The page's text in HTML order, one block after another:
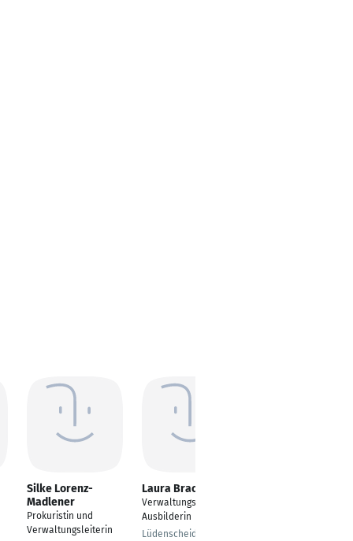
Silke Lorenz-
Madlener
Prokuristin und
Verwaltungsleiterin
Laura Bracke
Verwaltungsleiterin,
Ausbilderin
Lüdenscheid